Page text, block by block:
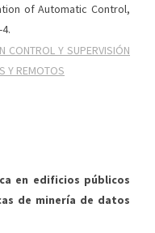
of Automatic Control,
4.
CONTROL Y SUPERVISIÓN
Y REMOTOS
en edificios públicos
de minería de datos